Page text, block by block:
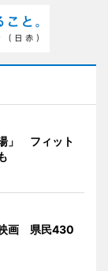
」 フィット
映画 県民430